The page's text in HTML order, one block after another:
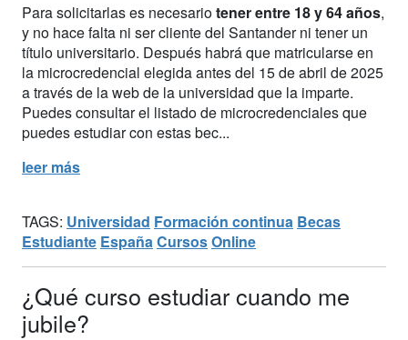
Para solicitarlas es necesariotener entre 18 y 64 años,
y no hace falta ni ser cliente del Santander ni tener un
título universitario. Después habrá que matricularse en
la microcredencial elegida antes del 15 de abril de 2025
a través de la web de la universidad que la imparte.
Puedes consultar el listado de microcredenciales que
puedes estudiar con estas bec...
leer más
TAGS: Universidad Formación continua Becas
Estudiante España CursosOnline
¿Qué curso estudiar cuando me
jubile?